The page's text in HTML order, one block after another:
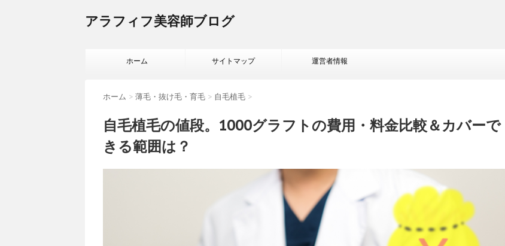
アラフィフ美容師ブログ
ホーム サイトマップ 運営者情報
ホーム > 薄毛・抜け毛・育毛 > 自毛植毛 >
自毛植毛の値段。1000グラフトの費用・料金比較＆カバーで
きる範囲は？